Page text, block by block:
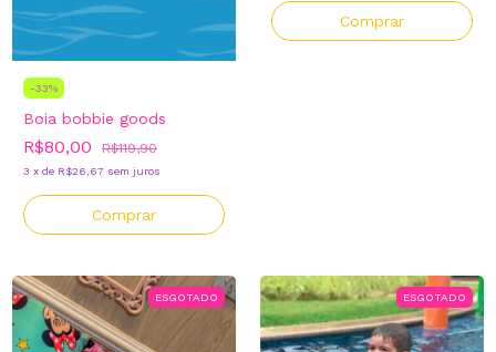
-33%
Boia bobbie goods
R$80,00 R$119,90
3 x de R$26,67 sem juros
ESGOTADO ESGOTADO